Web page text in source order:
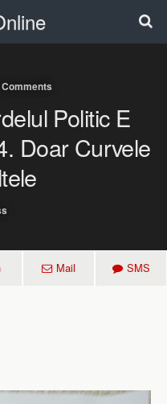
Comments
Politic E
Doar Curvele
Mail SMS